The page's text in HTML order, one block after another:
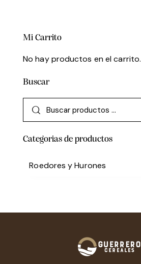
Mi Carrito
No hay productos en el carrito.
Buscar
Categorias de productos
Roedores y Hurones